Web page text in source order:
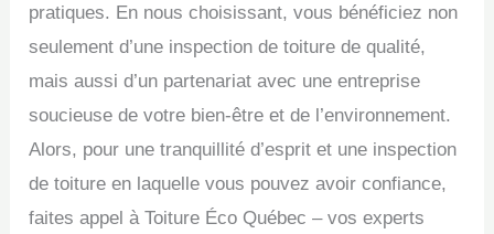
pratiques. En nous choisissant, vous bénéficiez non
seulement d’une inspection de toiture de qualité,
mais aussi d’un partenariat avec une entreprise
soucieuse de votre bien-être et de l’environnement.
Alors, pour une tranquillité d’esprit et une inspection
de toiture en laquelle vous pouvez avoir confiance,
faites appel à Toiture Éco Québec – vos experts